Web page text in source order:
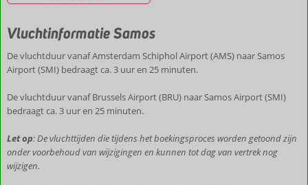
Vluchtinformatie Samos
De vluchtduur vanaf Amsterdam Schiphol Airport (AMS) naar Samos
Airport (SMI) bedraagt ca. 3 uur en 25 minuten.
De vluchtduur vanaf Brussels Airport (BRU) naar Samos Airport (SMI)
bedraagt ca. 3 uur en 25 minuten.
Let op: De vluchttijden die tijdens het boekingsproces worden getoond zijn
onder voorbehoud van wijzigingen en kunnen tot dag van vertrek nog
wijzigen.